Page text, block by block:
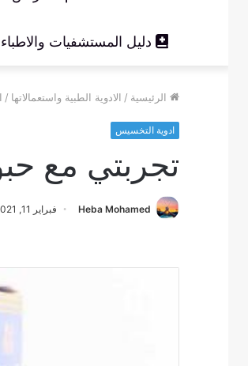
دليل المستشفيات والاطباء
الرئيسية / الادوية الطبية واستعمالاتها /
ادوية التخسيس
تجربتي مع
Heba Mohamed فبراير 11, 2021